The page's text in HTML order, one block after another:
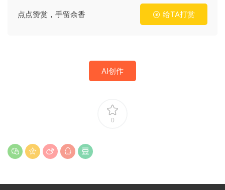
点点赞赏，手留余香 给TA打赏
AI创作
0